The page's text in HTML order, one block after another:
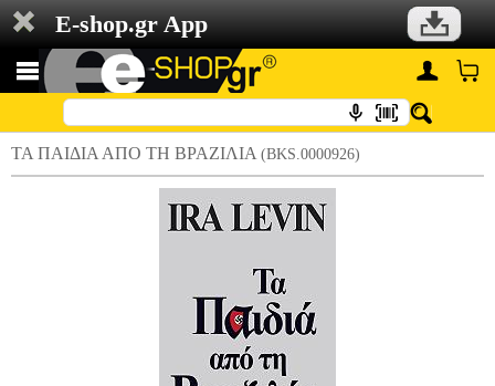
E-shop.gr App
ΤΑ ΠΑΙΔΙΑ ΑΠΟ ΤΗ ΒΡΑΖΙΛΙΑ (BKS.0000926)